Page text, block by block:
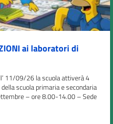
ai laboratori di
11/09/26 la scuola attiverà 4
scuola primaria e secondaria
– ore 8.00-14.00 – Sede